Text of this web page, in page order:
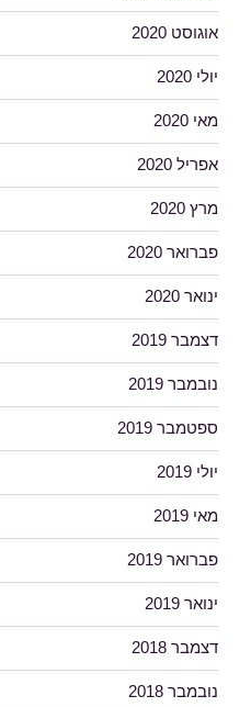
אוגוסט 2020
יולי 2020
מאי 2020
אפריל 2020
מרץ 2020
פברואר 2020
ינואר 2020
דצמבר 2019
נובמבר 2019
ספטמבר 2019
יולי 2019
מאי 2019
פברואר 2019
ינואר 2019
דצמבר 2018
נובמבר 2018